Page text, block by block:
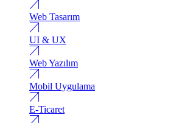
Web Tasarım
UI & UX
Web Yazılım
Mobil Uygulama
E-Ticaret